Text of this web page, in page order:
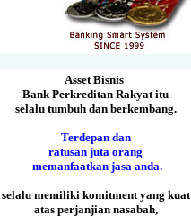
Asset Bisnis
Bank Perkreditan Rakyat itu
selalu tumbuh dan berkembang.
Terdepan dan
ratusan juta orang
memanfaatkan jasa anda.
selalu memiliki komitment yang kuat
atas perjanjian nasabah,